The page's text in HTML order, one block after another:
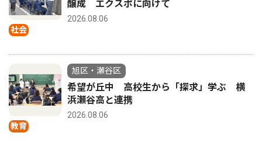
社会
醸成 エクスポに向けて
2026.08.06
教育
旭区・瀬谷区
希望が丘中 高校生から「探求」学ぶ 横
浜瀬谷高と連携
2026.08.06